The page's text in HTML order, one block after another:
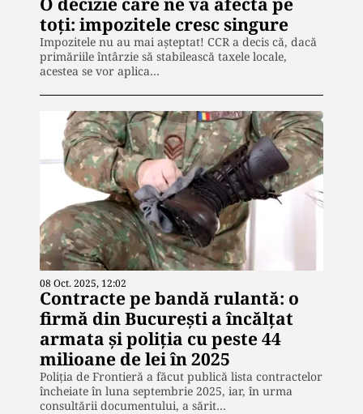
toți: impozitele cresc singure
Impozitele nu au mai așteptat! CCR a decis că, dacă
primăriile întârzie să stabilească taxele locale,
acestea se vor aplica…
08 Oct. 2025, 12:02
Contracte pe bandă rulantă: o
firmă din București a încălțat
armata și poliția cu peste 44
milioane de lei în 2025
Poliția de Frontieră a făcut publică lista contractelor
încheiate în luna septembrie 2025, iar, în urma
consultării documentului, a sărit…